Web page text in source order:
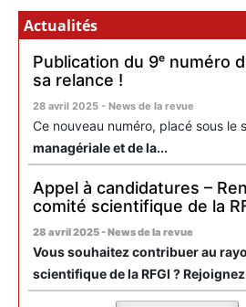
Actualités
Publication du 9ᵉ numéro
sa relance !
28 avril 2025 - News de la revue
Ce nouveau numéro, placé sous le
managériale et de la...
Appel à candidatures –
comité scientifique de la
28 avril 2025 - News de la revue
Vous souhaitez contribuer au
scientifique de la RFGI ?